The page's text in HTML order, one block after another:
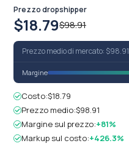
Prezzo dropshipper
$18.79$98.91
Prezzo medio di mercato: $98.91
Margine
Costo:$18.79
Prezzo medio:$98.91
Margine sul prezzo:+81%
Markup sul costo:+426.3%